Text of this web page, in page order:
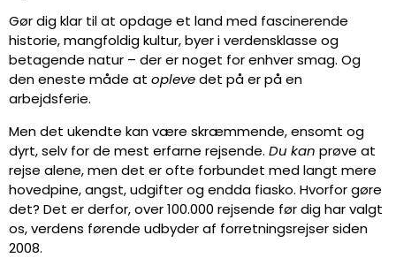
Gør dig klar til at opdage et land med fascinerende
historie, mangfoldig kultur, byer i verdensklasse og
betagende natur – der er noget for enhver smag. Og
den eneste måde at oplevedet på er på en
arbejdsferie.
Men det ukendte kan være skræmmende, ensomt og
dyrt, selv for de mest erfarne rejsende. Du kan prøve at
rejse alene, men det er ofte forbundet med langt mere
hovedpine, angst, udgifter og endda fiasko. Hvorfor gøre
det? Det er derfor, over 100.000 rejsende før dig har valgt
os, verdens førende udbyder af forretningsrejser siden
2008.